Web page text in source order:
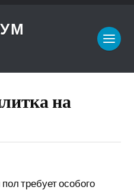
на
требует особого